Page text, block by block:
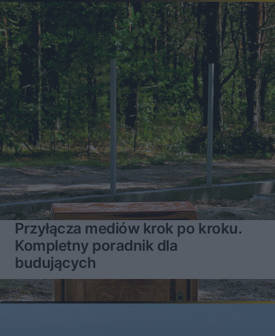
Przyłącza mediów krok po kroku.
Kompletny poradnik dla
budujących